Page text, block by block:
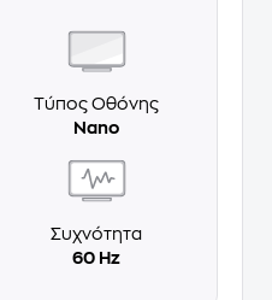
Τύπος Οθόνης
Nano
Συχνότητα
60 Hz